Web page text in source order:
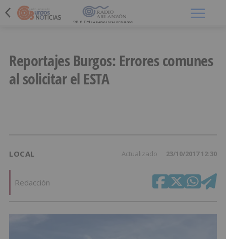
Reportajes Burgos: Errores comunes
al solicitar el ESTA
LOCAL Actualizado 23/10/2017 12:30
Redacción